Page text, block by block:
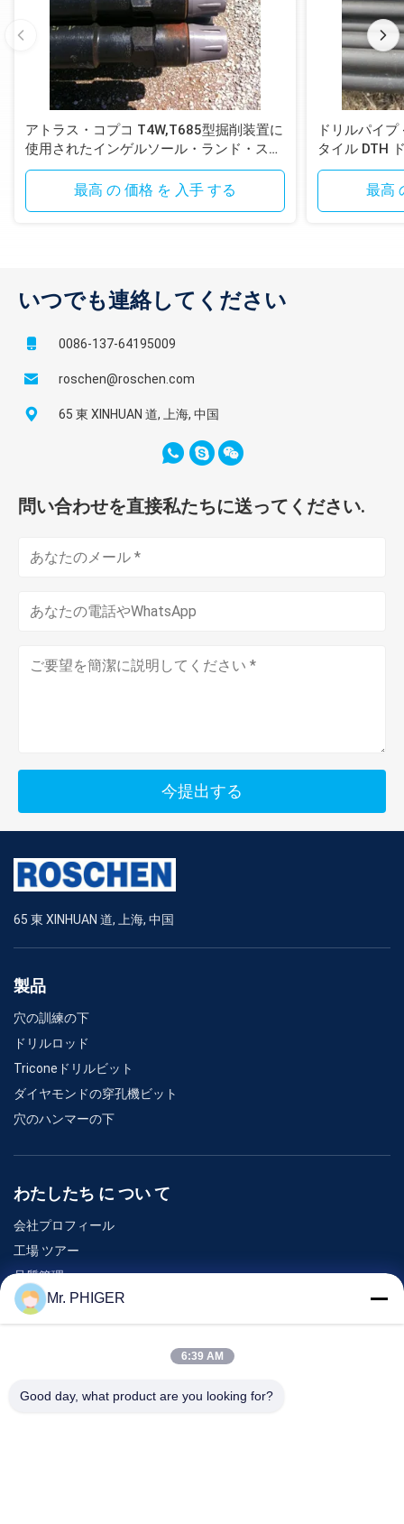
アトラス・コプコ T4W,T685型掘削装置に
使用されたインゲルソール・ランド・スタ
イル DTH掘削管
最高 の 価格 を 入手 する
ドリルパイ
タイル DTH
最高
いつでも連絡してください
0086-137-64195009
roschen@roschen.com
65 東 XINHUAN 道, 上海, 中国
問い合わせを直接私たちに送ってください.
今提出する
65 東 XINHUAN 道, 上海, 中国
製品
穴の訓練の下
ドリルロッド
Triconeドリルビット
ダイヤモンドの穿孔機ビット
穴のハンマーの下
わたしたち に つい て
会社プロフィール
工場 ツアー
品質管理
地図
連絡 ください
イベント
Mr. PHIGER
6:39 AM
Good day, what product are you looking for?